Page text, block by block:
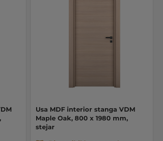
Usa MDF interior stanga VDM
Maple Oak, 800 x 1980 mm,
stejar